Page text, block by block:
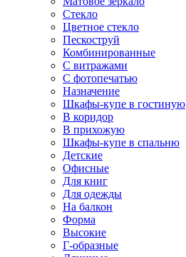
Стекло
Цветное стекло
Пескоструй
Комбинированные
С витражами
С фотопечатью
Назначение
Шкафы-купе в гостиную
В коридор
В прихожую
Шкафы-купе в спальню
Детские
Офисные
Для книг
Для одежды
На балкон
Форма
Высокие
Г-образные